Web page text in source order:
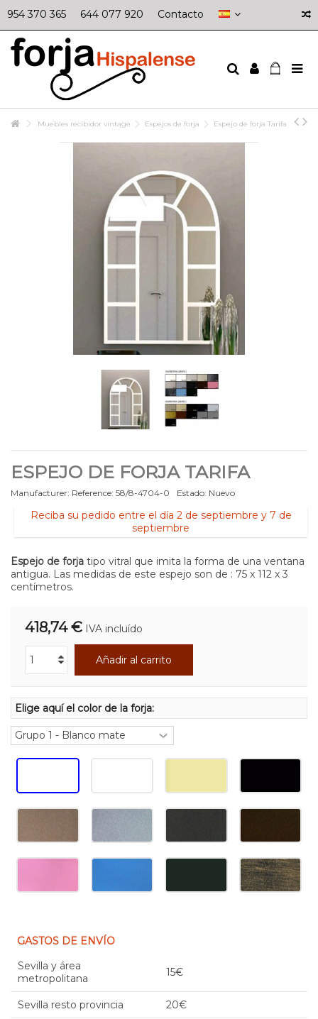
954 370 365 644 077 920 Contacto
Muebles recibidor vintage Espejos de forja Espejo de forja Tarifa
ESPEJO DE FORJA TARIFA
Manufacturer: Reference: 58/8-4704-0 Estado: Nuevo
Reciba su pedido entre el día 2 de septiembre y 7 de
septiembre
Espejo de forja tipo vitral que imita la forma de una ventana
antigua. Las medidas de este espejo son de : 75 x 112 x 3
centímetros.
418,74 € IVA incluído
Añadir al carrito
Elige aquí el color de la forja:
GASTOS DE ENVÍO
Sevilla y área
metropolitana
15€
Sevilla resto provincia 20€